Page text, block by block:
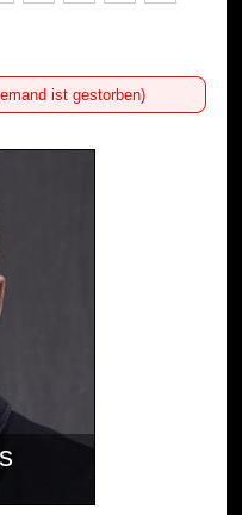
ist gestorben)